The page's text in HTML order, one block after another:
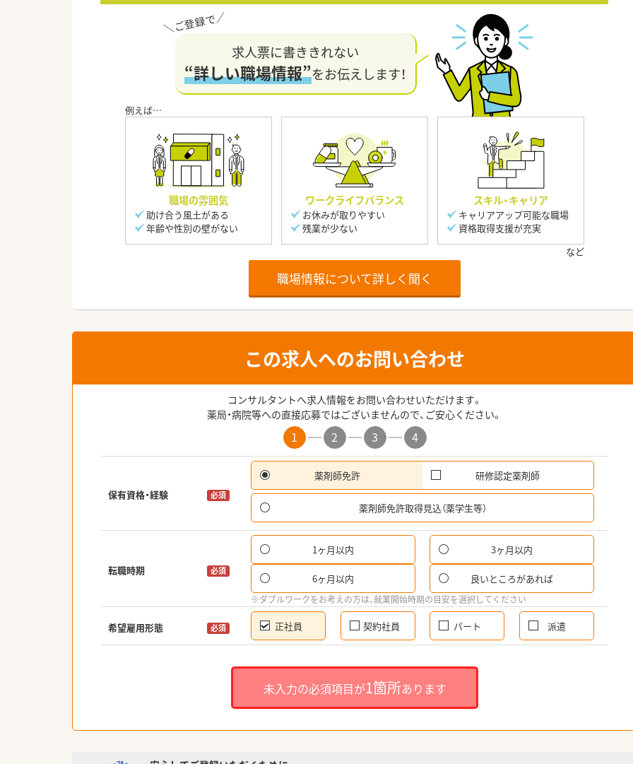
求人票に書ききれない
“詳しい職場情報”をお伝えします！
職場の雰囲気
助け合う風土がある
年齢や性別の壁がない
ワークライフバランス
お休みが取りやすい
残業が少ない
スキル・キャリア
キャリアアップ可能な職場
資格取得支援が充実
職場情報について詳しく聞く
この求人へのお問い合わせ
コンサルタントへ求人情報をお問い合わせいただけます。
薬局・病院等への直接応募ではございませんので、ご安心ください。
1 2 3 4
保有資格・経験 必須
薬剤師免許 研修認定薬剤師
薬剤師免許取得見込（薬学生等）
転職時期 必須
1ヶ月以内 3ヶ月以内
6ヶ月以内 良いところがあれば
※ダブルワークをお考えの方は、就業開始時期の目安を選択してください
希望雇用形態 必須 正社員 契約社員 パート 派遣
未入力の必須項目が1箇所あります